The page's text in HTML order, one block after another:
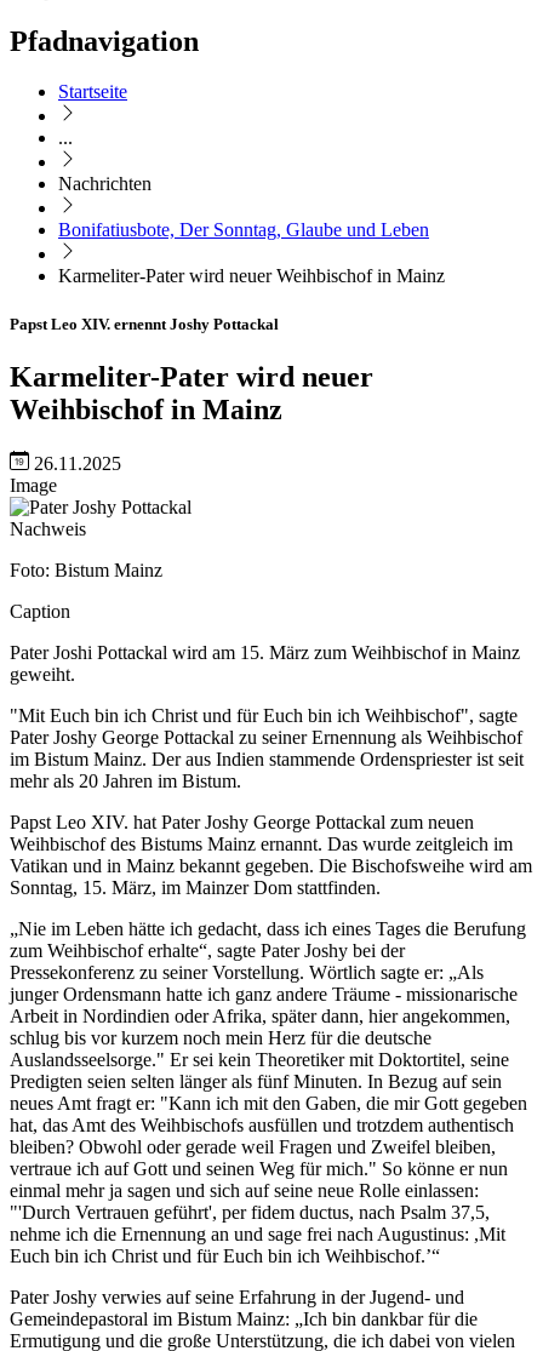
Pfadnavigation
Startseite
...
Nachrichten
Bonifatiusbote, Der Sonntag, Glaube und Leben
Karmeliter-Pater wird neuer Weihbischof in Mainz
Papst Leo XIV. ernennt Joshy Pottackal
Karmeliter-Pater wird neuer
Weihbischof in Mainz
26.11.2025
Image
Nachweis
Foto: Bistum Mainz
Caption
Pater Joshi Pottackal wird am 15. März zum Weihbischof in Mainz
geweiht.
"Mit Euch bin ich Christ und für Euch bin ich Weihbischof", sagte
Pater Joshy George Pottackal zu seiner Ernennung als Weihbischof
im Bistum Mainz. Der aus Indien stammende Ordenspriester ist seit
mehr als 20 Jahren im Bistum.
Papst Leo XIV. hat Pater Joshy George Pottackal zum neuen
Weihbischof des Bistums Mainz ernannt. Das wurde zeitgleich im
Vatikan und in Mainz bekannt gegeben. Die Bischofsweihe wird am
Sonntag, 15. März, im Mainzer Dom stattfinden.
„Nie im Leben hätte ich gedacht, dass ich eines Tages die Berufung
zum Weihbischof erhalte“, sagte Pater Joshy bei der
Pressekonferenz zu seiner Vorstellung. Wörtlich sagte er: „Als
junger Ordensmann hatte ich ganz andere Träume - missionarische
Arbeit in Nordindien oder Afrika, später dann, hier angekommen,
schlug bis vor kurzem noch mein Herz für die deutsche
Auslandsseelsorge." Er sei kein Theoretiker mit Doktortitel, seine
Predigten seien selten länger als fünf Minuten. In Bezug auf sein
neues Amt fragt er: "Kann ich mit den Gaben, die mir Gott gegeben
hat, das Amt des Weihbischofs ausfüllen und trotzdem authentisch
bleiben? Obwohl oder gerade weil Fragen und Zweifel bleiben,
vertraue ich auf Gott und seinen Weg für mich." So könne er nun
einmal mehr ja sagen und sich auf seine neue Rolle einlassen:
"'Durch Vertrauen geführt', per fidem ductus, nach Psalm 37,5,
nehme ich die Ernennung an und sage frei nach Augustinus: ,Mit
Euch bin ich Christ und für Euch bin ich Weihbischof.ʼ“
Pater Joshy verwies auf seine Erfahrung in der Jugend- und
Gemeindepastoral im Bistum Mainz: „Ich bin dankbar für die
Ermutigung und die große Unterstützung, die ich dabei von vielen